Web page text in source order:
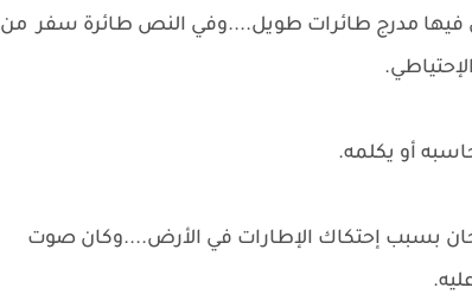
فيها مدرج طائرات طويل....وفي النص طائرة سفر من
أو يكلمه.
بسبب إحتكاك الإطارات في الأرض....وكان صوت